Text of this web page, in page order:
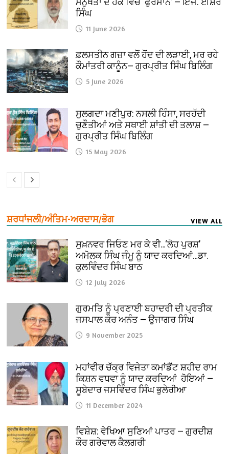
ਸਿੰਘ
11 June 2026
ਫ਼ਲਸਤੀਨ ਗਜ਼ਾ ਵਲੋਂ ਹੋਂਦ ਦੀ ਲੜਾਈ, ਮਰ ਰਹੇ
ਕੌਮਾਂਤਰੀ ਕਾਨੂੰਨ— ਗੁਰਪ੍ਰੀਤ ਸਿੰਘ ਬਿਲਿੰਗ
5 June 2026
ਸੁਲਗਦਾ ਮਣੀਪੁਰ: ਨਸਲੀ ਹਿੰਸਾ, ਸਰਹੱਦੀ
ਚੁਣੌਤੀਆਂ ਅਤੇ ਸਥਾਈ ਸ਼ਾਂਤੀ ਦੀ ਤਲਾਸ਼ —
ਗੁਰਪ੍ਰੀਤ ਸਿੰਘ ਬਿਲਿੰਗ
15 May 2026
ਸ਼ਰਧਾਂਜਲੀ/ਅੰਤਿਮ-ਅਰਦਾਸ/ਭੋਗ VIEW ALL
ਸੁਖ਼ਨਵਰ ਜਿਓਣ ਮਰ ਕੇ ਵੀ…‘ਲੋਹ ਪੁਰਸ਼’
ਅਮੋਲਕ ਸਿੰਘ ਜੰਮੂ ਨੂੰ ਯਾਦ ਕਰਦਿਆਂ…ਡਾ.
ਕੁਲਵਿੰਦਰ ਸਿੰਘ ਬਾਠ
12 July 2026
ਗੁਰਮਤਿ ਨੂੰ ਪ੍ਰਣਾਈ ਬਹਾਦਰੀ ਦੀ ਪ੍ਰਤੀਕ
ਜਸਪਾਲ ਕੌਰ ਅਨੰਤ — ਉਜਾਗਰ ਸਿੰਘ
9 November 2025
ਮਹਾਂਵੀਰ ਚੱਕ੍ਰ ਵਿਜੇਤਾ ਕਮਾਂਡੈਂਟ ਸ਼ਹੀਦ ਰਾਮ
ਕਿਸ਼ਨ ਵਧਵਾ ਨੂੰ ਯਾਦ ਕਰਦਿਆਂ ਹੋਇਆਂ —
ਸੂਬੇਦਾਰ ਜਸਵਿੰਦਰ ਸਿੰਘ ਭੁਲੇਰੀਆ
11 December 2024
ਵਿਸ਼ੇਸ਼: ਵੇਖਿਆ ਸੁਣਿਆਂ ਪਾਤਰ — ਗੁਰਦੀਸ਼
ਕੌਰ ਗਰੇਵਾਲ ਕੈਲਗਰੀ